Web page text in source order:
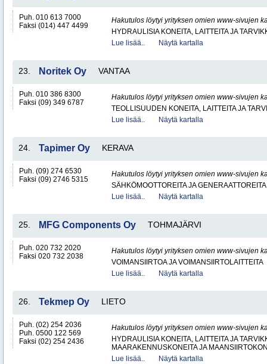
Puh. 010 613 7000
Faksi (014) 447 4499
Hakutulos löytyi yrityksen omien www-sivujen
HYDRAULISIA KONEITA, LAITTEITA JA
Lue lisää..
Näytä kartalla
23. Noritek Oy VANTAA
Puh. 010 386 8300
Faksi (09) 349 6787
Hakutulos löytyi yrityksen omien www-sivujen
TEOLLISUUDEN KONEITA, LAITTEITA JA
Lue lisää..
Näytä kartalla
24. Tapimer Oy KERAVA
Puh. (09) 274 6530
Faksi (09) 2746 5315
Hakutulos löytyi yrityksen omien www-sivujen
SÄHKÖMOOTTOREITA JA GENERAATTOREITA
Lue lisää..
Näytä kartalla
25. MFG Components Oy TOHMAJÄRVI
Puh. 020 732 2020
Faksi 020 732 2038
Hakutulos löytyi yrityksen omien www-sivujen
VOIMANSIIRTOA JA VOIMANSIIRTOLAITTEITA
Lue lisää..
Näytä kartalla
26. Tekmep Oy LIETO
Puh. (02) 254 2036
Puh. 0500 122 569
Faksi (02) 254 2436
Hakutulos löytyi yrityksen omien www-sivujen
HYDRAULISIA KONEITA, LAITTEITA JA
MAARAKENNUSKONEITA JA
Lue lisää..
Näytä kartalla